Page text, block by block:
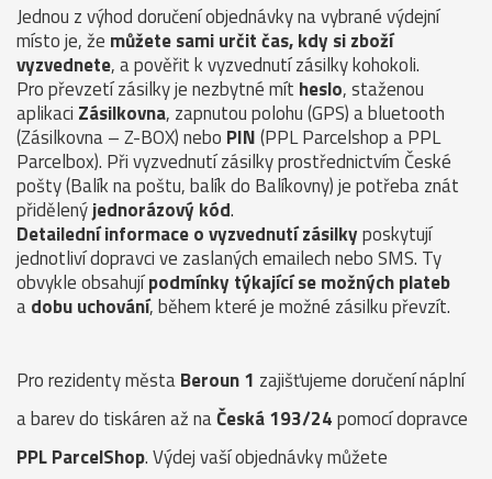
Jednou z výhod doručení objednávky na vybrané výdejní
místo je, že můžete sami určit čas, kdy si zboží
vyzvednete, a pověřit k vyzvednutí zásilky kohokoli.
Pro převzetí zásilky je nezbytné mít heslo, staženou
aplikaci Zásilkovna, zapnutou polohu (GPS) a bluetooth
(Zásilkovna – Z-BOX) nebo PIN(PPL Parcelshop a PPL
Parcelbox). Při vyzvednutí zásilky prostřednictvím České
pošty (Balík na poštu, balík do Balíkovny) je potřeba znát
přidělenýjednorázový kód.
Detailední informace o vyzvednutí zásilkyposkytují
jednotliví dopravci ve zaslaných emailech nebo SMS. Ty
obvykle obsahujípodmínky týkající se možných plateb
adobu uchování, během které je možné zásilku převzít.
Pro rezidenty městaBeroun 1 zajišťujeme doručení náplní
a barev do tiskáren až naČeská 193/24pomocí dopravce
PPL ParcelShop. Výdej vaší objednávky můžete